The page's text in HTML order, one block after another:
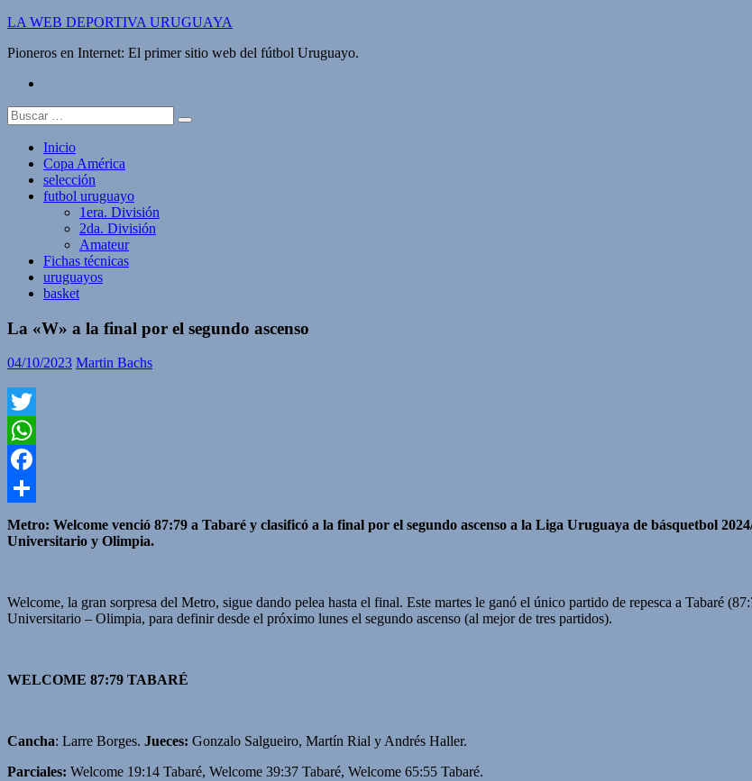
Saltar
contenido
LA WEB DEPORTIVA URUGUAYA
Pioneros en Internet: El primer sitio web del fútbol Uruguayo.
Buscar:
Inicio
Copa América
selección
futbol uruguayo
1era. División
2da. División
Amateur
Fichas técnicas
uruguayos
basket
La «W» a la final por el segundo ascenso
04/10/2023 Martin Bachs
Twitter
WhatsApp
Facebook
Compartir
Metro: Welcome venció 87:79 a Tabaré y clasificó a la final por el segundo ascenso a la Liga Uruguaya de básquetbol
Universitario y Olimpia.
Welcome, la gran sorpresa del Metro, sigue dando pelea hasta el final. Este martes le ganó el único partido de repesca a Tabaré
Universitario – Olimpia, para definir desde el próximo lunes el segundo ascenso (al mejor de tres partidos).
WELCOME 87:79 TABARÉ
Cancha: Larre Borges. Jueces: Gonzalo Salgueiro, Martín Rial y Andrés Haller.
Parciales: Welcome 19:14 Tabaré, Welcome 39:37 Tabaré, Welcome 65:55 Tabaré.